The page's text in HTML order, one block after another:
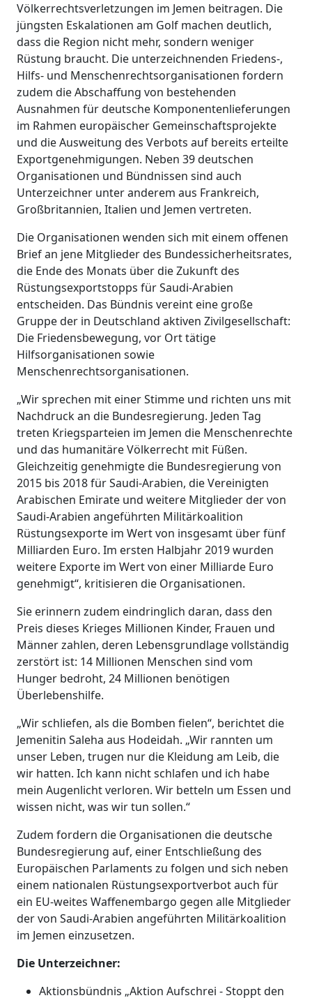
Völkerrechtsverletzungen im Jemen beitragen. Die
jüngsten Eskalationen am Golf machen deutlich,
dass die Region nicht mehr, sondern weniger
Rüstung braucht. Die unterzeichnenden Friedens-,
Hilfs- und Menschenrechtsorganisationen fordern
zudem die Abschaffung von bestehenden
Ausnahmen für deutsche Komponentenlieferungen
im Rahmen europäischer Gemeinschaftsprojekte
und die Ausweitung des Verbots auf bereits erteilte
Exportgenehmigungen. Neben 39 deutschen
Organisationen und Bündnissen sind auch
Unterzeichner unter anderem aus Frankreich,
Großbritannien, Italien und Jemen vertreten.
Die Organisationen wenden sich mit einem offenen
Brief an jene Mitglieder des Bundessicherheitsrates,
die Ende des Monats über die Zukunft des
Rüstungsexportstopps für Saudi-Arabien
entscheiden. Das Bündnis vereint eine große
Gruppe der in Deutschland aktiven Zivilgesellschaft:
Die Friedensbewegung, vor Ort tätige
Hilfsorganisationen sowie
Menschenrechtsorganisationen.
„Wir sprechen mit einer Stimme und richten uns mit
Nachdruck an die Bundesregierung. Jeden Tag
treten Kriegsparteien im Jemen die Menschenrechte
und das humanitäre Völkerrecht mit Füßen.
Gleichzeitig genehmigte die Bundesregierung von
2015 bis 2018 für Saudi-Arabien, die Vereinigten
Arabischen Emirate und weitere Mitglieder der von
Saudi-Arabien angeführten Militärkoalition
Rüstungsexporte im Wert von insgesamt über fünf
Milliarden Euro. Im ersten Halbjahr 2019 wurden
weitere Exporte im Wert von einer Milliarde Euro
genehmigt“, kritisieren die Organisationen.
Sie erinnern zudem eindringlich daran, dass den
Preis dieses Krieges Millionen Kinder, Frauen und
Männer zahlen, deren Lebensgrundlage vollständig
zerstört ist: 14 Millionen Menschen sind vom
Hunger bedroht, 24 Millionen benötigen
Überlebenshilfe.
„Wir schliefen, als die Bomben fielen“, berichtet die
Jemenitin Saleha aus Hodeidah. „Wir rannten um
unser Leben, trugen nur die Kleidung am Leib, die
wir hatten. Ich kann nicht schlafen und ich habe
mein Augenlicht verloren. Wir betteln um Essen und
wissen nicht, was wir tun sollen.“
Zudem fordern die Organisationen die deutsche
Bundesregierung auf, einer Entschließung des
Europäischen Parlaments zu folgen und sich neben
einem nationalen Rüstungsexportverbot auch für
ein EU-weites Waffenembargo gegen alle Mitglieder
der von Saudi-Arabien angeführten Militärkoalition
im Jemen einzusetzen.
Die Unterzeichner:
Aktionsbündnis „Aktion Aufschrei - Stoppt den